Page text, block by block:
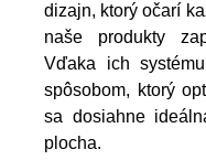
dizajn, ktorý očarí
naše produkty
Vďaka ich systému
spôsobom, ktorý
sa dosiahne
plocha.